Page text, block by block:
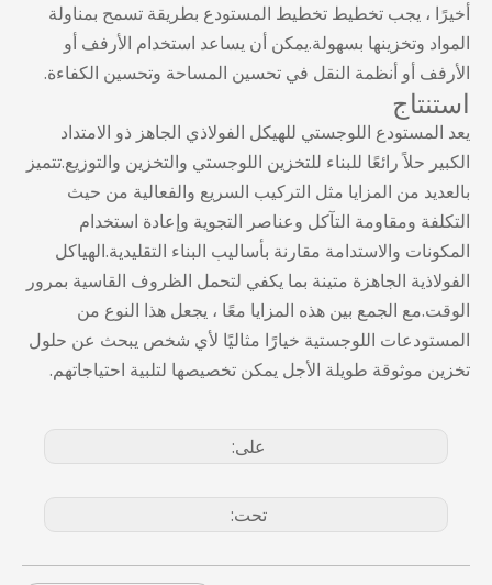
أخيرًا ، يجب تخطيط تخطيط المستودع بطريقة تسمح بمناولة
المواد وتخزينها بسهولة.يمكن أن يساعد استخدام الأرفف أو
الأرفف أو أنظمة النقل في تحسين المساحة وتحسين الكفاءة.
استنتاج
يعد المستودع اللوجستي للهيكل الفولاذي الجاهز ذو الامتداد
الكبير حلاً رائعًا للبناء للتخزين اللوجستي والتخزين والتوزيع.تتميز
بالعديد من المزايا مثل التركيب السريع والفعالية من حيث
التكلفة ومقاومة التآكل وعناصر التجوية وإعادة استخدام
المكونات والاستدامة مقارنة بأساليب البناء التقليدية.الهياكل
الفولاذية الجاهزة متينة بما يكفي لتحمل الظروف القاسية بمرور
الوقت.مع الجمع بين هذه المزايا معًا ، يجعل هذا النوع من
المستودعات اللوجستية خيارًا مثاليًا لأي شخص يبحث عن حلول
تخزين موثوقة طويلة الأجل يمكن تخصيصها لتلبية احتياجاتهم.
على:
تحت: